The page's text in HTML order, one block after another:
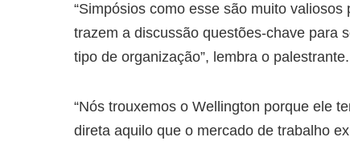
“Simpósios como esse são muito
trazem a discussão questões-chave para
tipo de organização”, lembra o palestrante.
“Nós trouxemos o Wellington porque ele
direta aquilo que o mercado de trabalho